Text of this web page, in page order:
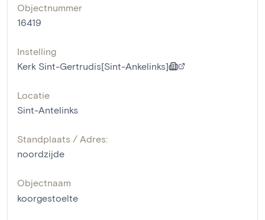
Objectnummer
16419
Instelling
Kerk Sint-Gertrudis[Sint-Ankelinks]
Locatie
Sint-Antelinks
Standplaats / Adres:
noordzijde
Objectnaam
koorgestoelte